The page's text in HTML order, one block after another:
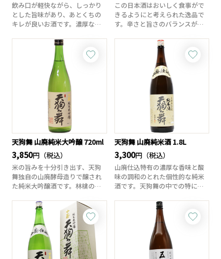
飲み口が軽快ながら、しっかり
とした旨味があり、あとくちの
キレが良いお酒です。濃厚な色
この日本酒はおいしく食事がで
きるようにと考えられた逸品で
す。辛さと旨さのバランスが良
天狗舞 山廃純米大吟醸 720ml
3,850円（税込）
米の旨みを十分引き出す、天狗
舞独自の山廃酵母造りで醸され
た純米大吟醸酒です。林檎のよ
天狗舞 山廃純米酒 1.8L
3,300円（税込）
山廃仕込特有の濃厚な香味と酸
味の調和のとれた個性的な純米
酒です。天狗舞の中での特に濃